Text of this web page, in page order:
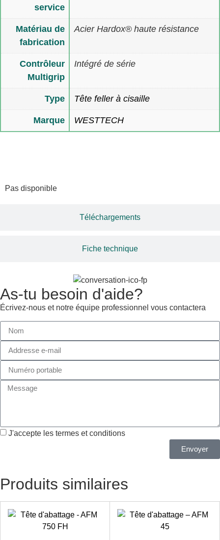
service
Matériau de
fabrication
Acier Hardox® haute résistance
Contrôleur
Multigrip
Intégré de série
Type Tête feller à cisaille
Marque WESTTECH
Téléchargements
Fiche technique
Pas disponible
As-tu besoin d'aide?
Écrivez-nous et notre équipe professionnel vous contactera
J'accepte les termes et conditions
Envoyer
Produits similaires